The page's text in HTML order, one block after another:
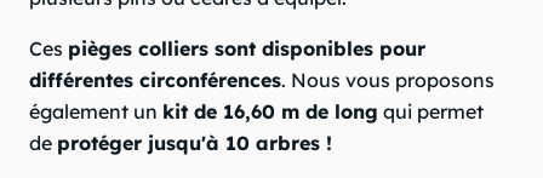
Ces pièges colliers sont disponibles pour
différentes circonférences. Nous vous proposons
également un kit de 16,60 m de long qui permet
de protéger jusqu'à 10 arbres !